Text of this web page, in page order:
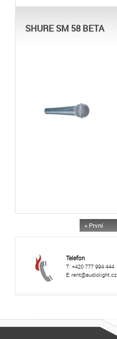
SHURE SM 58 BETA
« První
Telefon
T: +420 777 994 444
E: rent@audiolight.cz